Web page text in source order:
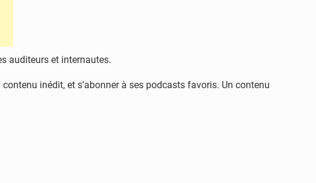
auditeurs et internautes.
inédit, et s’abonner à ses podcasts favoris. Un contenu